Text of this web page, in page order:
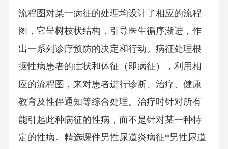
流程图对某一病征的处理均设计了相应的流程
图，它呈树枝状结构，引导医生循序渐进，作
出一系列诊疗预防的决定和行动。病征处理根
据性病患者的症状和体征（即病征），利用相
应的流程图，来对患者进行诊断、治疗、健康
教育及性伴通知等综合处理。治疗时针对所有
能引起此种病征的性病，而不是针对某一种特
定的性病。精选课件男性尿道炎病征*男性尿道